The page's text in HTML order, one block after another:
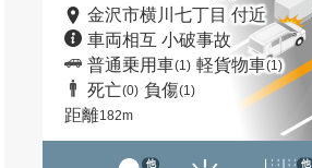
金沢市横川七丁目 付近
車両相互 小破事故
普通乗用車(1) 軽貨物車(1)
死亡(0) 負傷(1)
距離182m
他 他